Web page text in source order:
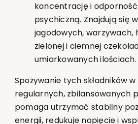
koncentrację i odporność
psychiczną. Znajdują się
jagodowych, warzywach,
zielonej i ciemnej
umiarkowanych ilościach.
Spożywanie tych składników w
regularnych, zbilansowanych
pomaga utrzymać stabilny
energii, redukuje napięcie i